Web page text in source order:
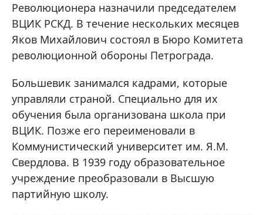
Революционера назначили председателем
ВЦИК РСКД. В течение нескольких месяцев
Яков Михайлович состоял в Бюро Комитета
революционной обороны Петрограда.
Большевик занимался кадрами, которые
управляли страной. Специально для их
обучения была организована школа при
ВЦИК. Позже его переименовали в
Коммунистический университет им. Я.М.
Свердлова. В 1939 году образовательное
учреждение преобразовали в Высшую
партийную школу.